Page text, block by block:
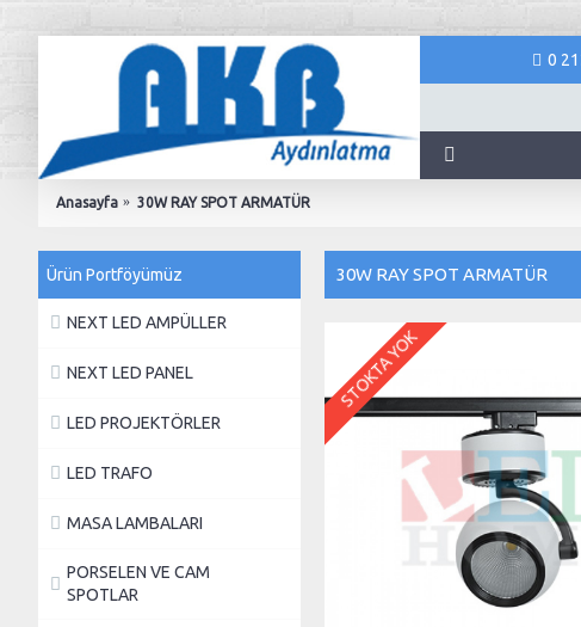
0
Anasayfa 30W RAY SPOT ARMATÜR
Ürün Portföyümüz
NEXT LED AMPÜLLER
NEXT LED PANEL
LED PROJEKTÖRLER
LED TRAFO
MASA LAMBALARI
PORSELEN VE CAM
SPOTLAR
30W RAY SPOT ARMATÜR
STOKTA YOK